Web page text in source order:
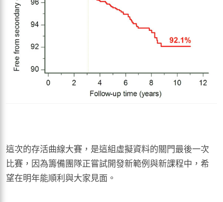
這次的存活曲線大賽，是這組虛擬資料的關門最後一次
比賽，因為籌備團隊正嘗試開發新範例與新課程中，希
望在明年能順利與大家見面。